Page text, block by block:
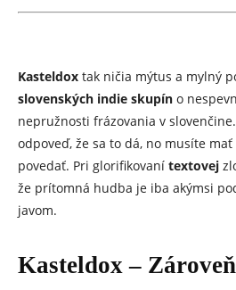
Kasteldox tak ničia mýtus a mylný
slovenských indie skupín o
nepružnosti frázovania v slovenčine.
odpoveď, že sa to dá, no musíte
povedať. Pri glorifikovaní textovej
že prítomná hudba je iba akýmsi
javom.
Kasteldox – Zároveň